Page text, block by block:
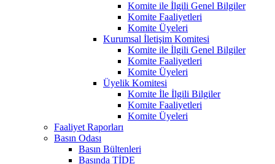
Komite ile İlgili Genel Bilgiler
Komite Faaliyetleri
Komite Üyeleri
Kurumsal İletişim Komitesi
Komite ile İlgili Genel Bilgiler
Komite Faaliyetleri
Komite Üyeleri
Üyelik Komitesi
Komite İle İlgili Bilgiler
Komite Faaliyetleri
Komite Üyeleri
Faaliyet Raporları
Basın Odası
Basın Bültenleri
Basında TİDE